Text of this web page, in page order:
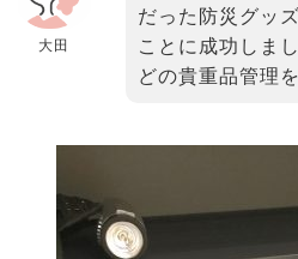
大田
だった防災グッ
ことに成功しま
どの貴重品管理